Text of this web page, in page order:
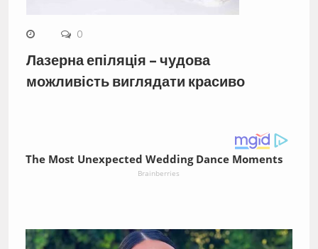
0
Лазерна епіляція – чудова
можливість виглядати красиво
The Most Unexpected Wedding Dance Moments
Brainberries